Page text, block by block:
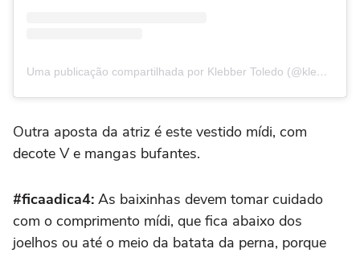
Uma publicação compartilhada por Klebber Toledo (@klebbertoledo)
Outra aposta da atriz é este vestido mídi, com
decote V e mangas bufantes.
#ficaadica4: As baixinhas devem tomar cuidado
com o comprimento mídi, que fica abaixo dos
joelhos ou até o meio da batata da perna, porque